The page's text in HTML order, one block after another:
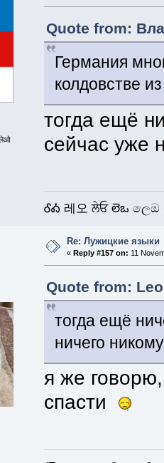
Quote from:
Германия
колдовстве
тогда ещё
сейчас уже
ᎴᎣ 레오 ਲੇਓ లెఒ
Re: Лужицкие языки
« Reply #157 on: 11
Quote from:
тогда ещё
ничего
я же
спасти